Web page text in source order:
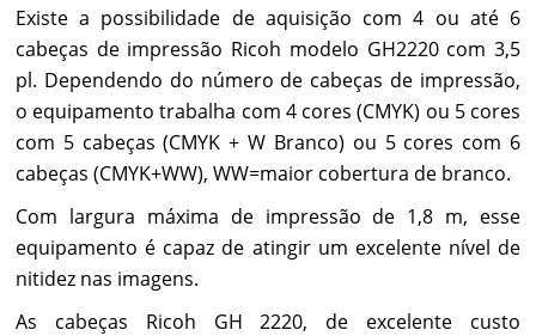
Existe a possibilidade de aquisição com 4 ou até 6
cabeças de impressão Ricoh modelo GH2220 com 3,5
pl. Dependendo do número de cabeças de impressão,
o equipamento trabalha com 4 cores (CMYK) ou 5 cores
com 5 cabeças (CMYK + W Branco) ou 5 cores com 6
cabeças (CMYK+WW), WW=maior cobertura de branco.
Com largura máxima de impressão de 1,8 m, esse
equipamento é capaz de atingir um excelente nível de
nitidez nas imagens.
As cabeças Ricoh GH 2220, de excelente custo